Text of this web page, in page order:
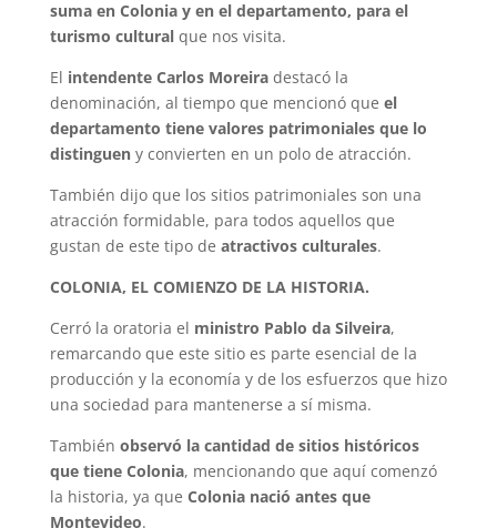
suma en Colonia y en el departamento, para el
turismo culturalque nos visita.
El intendente Carlos Moreiradestacó la
denominación, al tiempo que mencionó que el
departamento tiene valores patrimoniales que lo
distingueny convierten en un polo de atracción.
También dijo que los sitios patrimoniales son una
atracción formidable, para todos aquellos que
gustan de este tipo de atractivos culturales.
COLONIA, EL COMIENZO DE LA HISTORIA.
Cerró la oratoria el ministro Pablo da Silveira,
remarcando que este sitio es parte esencial de la
producción y la economía y de los esfuerzos que hizo
una sociedad para mantenerse a sí misma.
También observó la cantidad de sitios históricos
que tiene Colonia, mencionando que aquí comenzó
la historia, ya que Colonia nació antes que
Montevideo.